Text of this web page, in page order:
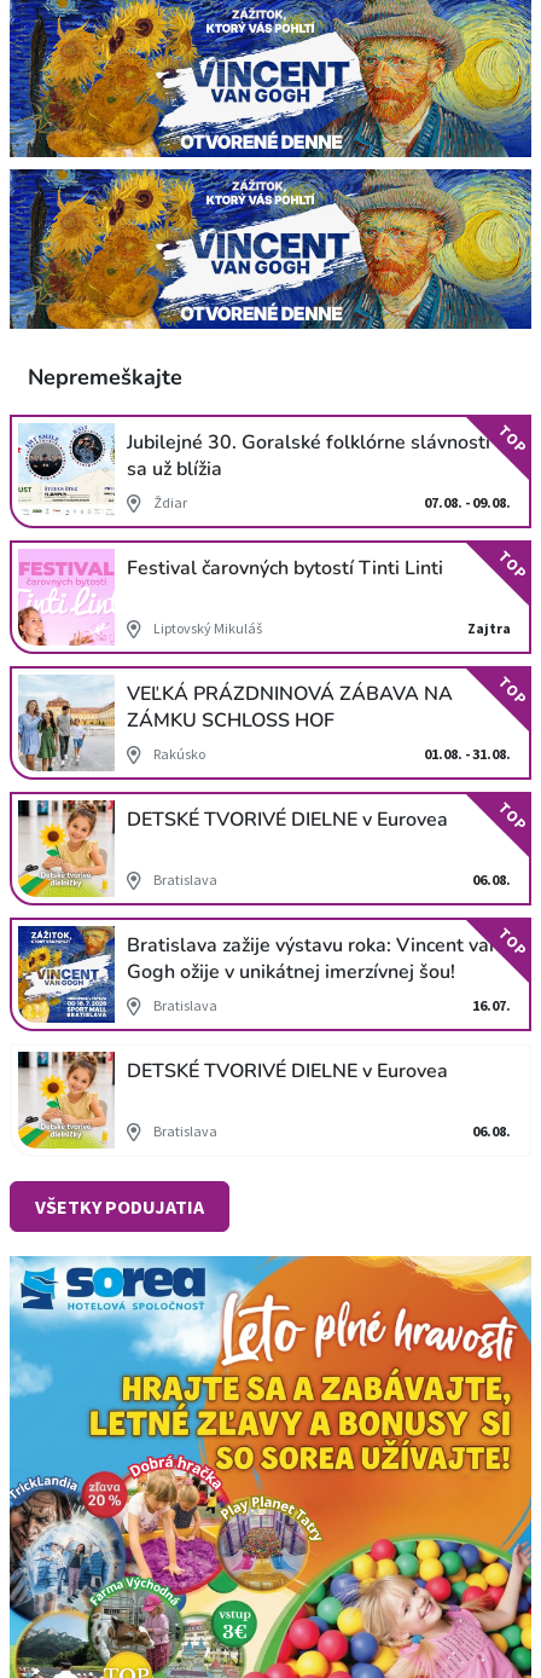
Nepremeškajte
Jubilejné 30. Goralské folklórne slávnosti
sa už blížia
Ždiar 07.08. - 09.08.
TOP
Festival čarovných bytostí Tinti Linti
Liptovský Mikuláš Zajtra
TOP
VEĽKÁ PRÁZDNINOVÁ ZÁBAVA NA
ZÁMKU SCHLOSS HOF
Rakúsko 01.08. - 31.08.
TOP
DETSKÉ TVORIVÉ DIELNE v Eurovea
Bratislava 06.08.
TOP
Bratislava zažije výstavu roka: Vincent van
Gogh ožije v unikátnej imerzívnej šou!
Bratislava 16.07.
TOP
DETSKÉ TVORIVÉ DIELNE v Eurovea
Bratislava 06.08.
VŠETKY PODUJATIA